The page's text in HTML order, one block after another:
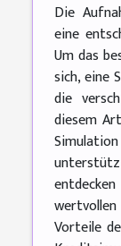
Die
eine
Um das
sich, eine
die
diesem
Vorteile